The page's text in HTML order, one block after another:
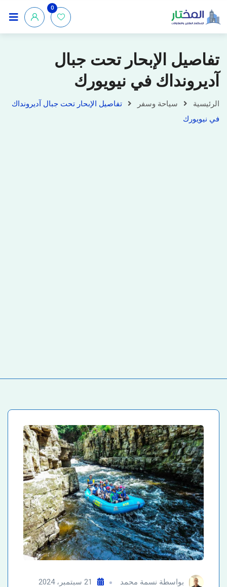
0
تفاصيل الإبحار تحت جبال
آديرونداك في نيويورك
الرئيسية سياحة وسفر
تفاصيل الإبحار تحت جبال آديرونداك
في نيويورك
بواسطة نسمة محمد
21 سبتمبر، 2024